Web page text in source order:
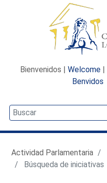
Bienvenidos | Welcome |
Benvidos
Actividad Parlamentaria
Búsqueda de iniciativas